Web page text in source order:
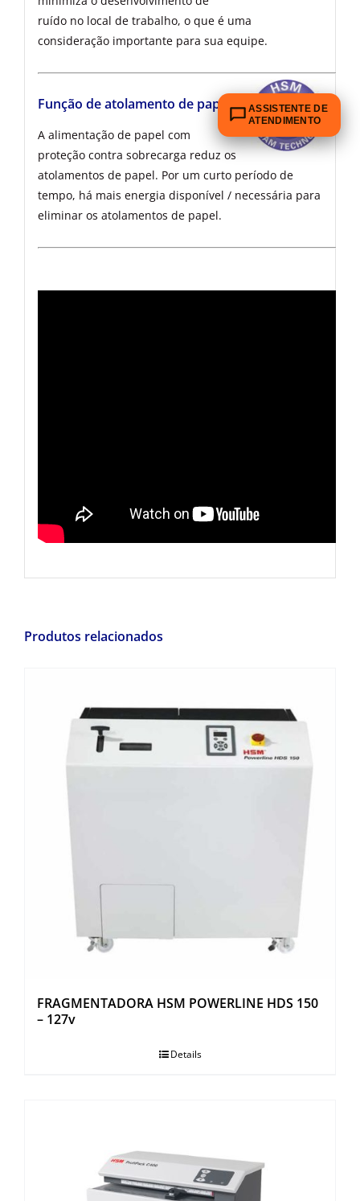
ruído no local de trabalho, o que é uma
consideração importante para sua equipe.
Função de atolamento de papel
A alimentação de papel com
proteção contra sobrecarga reduz os
atolamentos de papel. Por um curto período de
tempo, há mais energia disponível / necessária para
eliminar os atolamentos de papel.
Produtos relacionados
FRAGMENTADORA HSM POWERLINE HDS 150
– 127v
Details
ASSISTENTE DE
ATENDIMENTO